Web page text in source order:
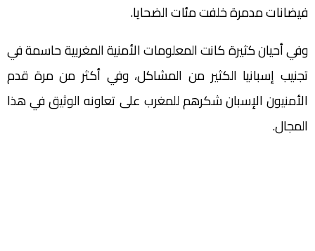
فيضانات مدمرة خلفت مئات الضحايا.
وفي أحيان كثيرة كانت المعلومات الأمنية المغربية حاسمة في
تجنيب إسبانيا الكثير من المشاكل، وفي أكثر من مرة قدم
الأمنيون الإسبان شكرهم للمغرب على تعاونه الوثيق في هذا
المجال.